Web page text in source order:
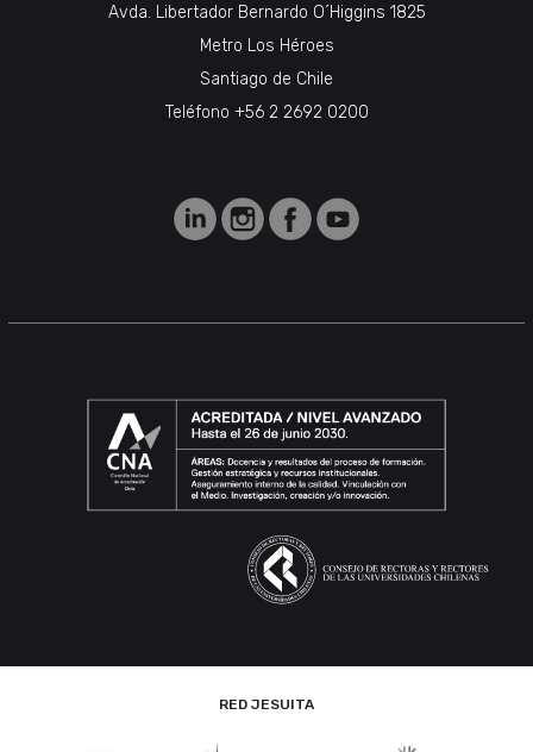
Avda. Libertador Bernardo O´Higgins 1825
Metro Los Héroes
Santiago de Chile
Teléfono +56 2 2692 0200
RED JESUITA